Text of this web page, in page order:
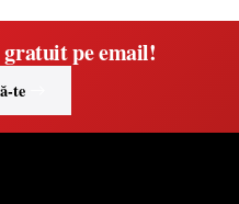
pe email!
te